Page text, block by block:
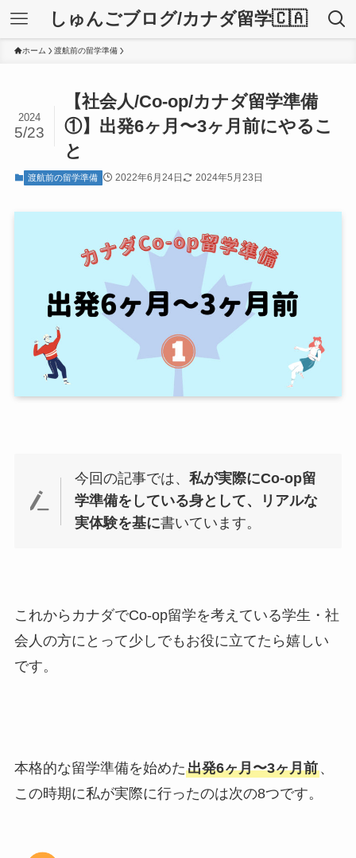
しゅんごブログ/カナダ留学🇨🇦
ホーム 渡航前の留学準備
【社会人/Co-op/カナダ留学準備
①】出発6ヶ月〜3ヶ月前にやるこ
と
2024
5/23
渡航前の留学準備 2022年6月24日 2024年5月23日
今回の記事では、私が実際にCo-op留
学準備をしている身として、リアルな
実体験を基に書いています。
これからカナダでCo-op留学を考えている学生・社
会人の方にとって少しでもお役に立てたら嬉しい
です。
本格的な留学準備を始めた出発6ヶ月〜3ヶ月前、
この時期に私が実際に行ったのは次の8つです。